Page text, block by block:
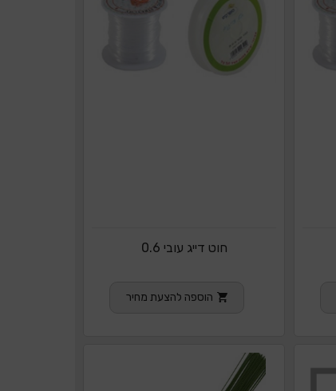
חוט דייג עובי 0.6
הוספה להצעת מחיר